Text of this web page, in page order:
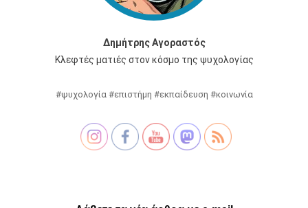
Δημήτρης Αγοραστός
Κλεφτές ματιές στον κόσμο της ψυχολογίας
#ψυχολογία #επιστήμη #εκπαίδευση #κοινωνία